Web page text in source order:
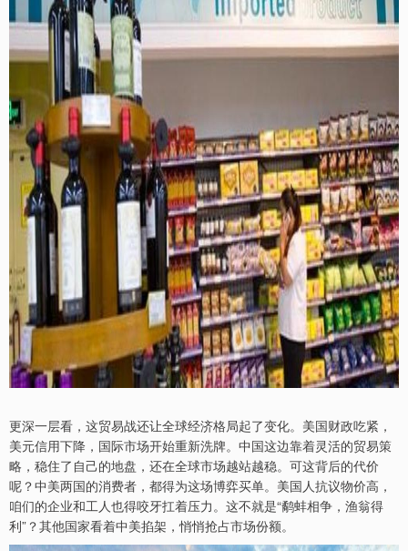
更深一层看，这贸易战还让全球经济格局起了变化。美国财政吃紧，
美元信用下降，国际市场开始重新洗牌。中国这边靠着灵活的贸易策
略，稳住了自己的地盘，还在全球市场越站越稳。可这背后的代价
呢？中美两国的消费者，都得为这场博弈买单。美国人抗议物价高，
咱们的企业和工人也得咬牙扛着压力。这不就是“鹬蚌相争，渔翁得
利”？其他国家看着中美掐架，悄悄抢占市场份额。